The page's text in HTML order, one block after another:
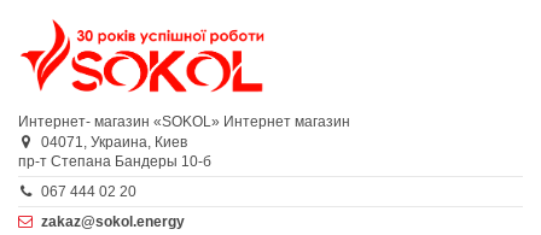
Интернет- магазин «SOKOL» Интернет магазин
04071, Украина, Киев
пр-т Степана Бандеры 10-б
067 444 02 20
zakaz@sokol.energy